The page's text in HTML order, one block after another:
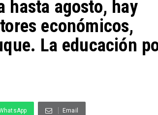
hasta agosto, hay
económicos,
La educación
Email